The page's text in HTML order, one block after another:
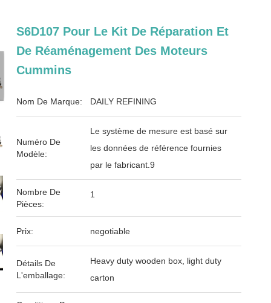
S6D107 Pour Le Kit De Réparation Et
De Réaménagement Des Moteurs
Cummins
Nom De Marque: DAILY REFINING
Numéro De
Modèle:
Le système de mesure est basé sur
les données de référence fournies
par le fabricant.9
Nombre De
Pièces:
1
Prix: negotiable
Détails De
L'emballage:
Heavy duty wooden box, light duty
carton